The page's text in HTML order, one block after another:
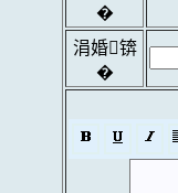
�
涓婚锛
�